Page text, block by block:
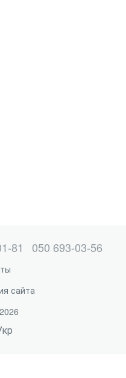
81 050 693-03-56
сайта